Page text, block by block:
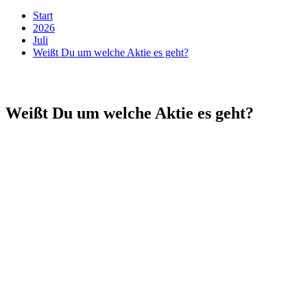
Start
2026
Juli
Weißt Du um welche Aktie es geht?
Weißt Du um welche Aktie es geht?